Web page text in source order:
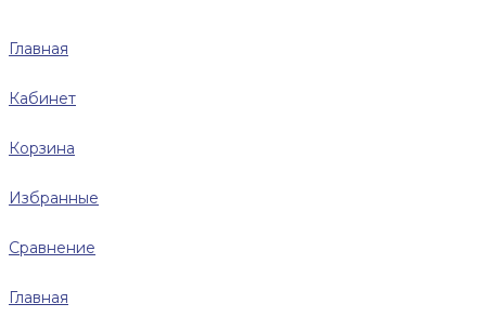
Главная
Кабинет
Корзина
Избранные
Сравнение
Главная